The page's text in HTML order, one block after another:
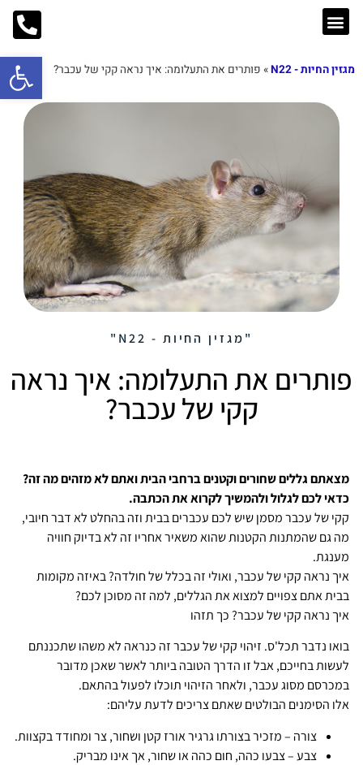
פתח מגזין החיות - N22 » פותרים את התעלומה: איך נראה קקי של עכבר?
"מגזין החיות - N22"
פותרים את התעלומה: איך נראה
קקי של עכבר?
מצאתם גללים שחורים וקטנים ברחבי הבית ואתם לא מזהים מה זה?
כדאי לכם לגלול ולהמשיך לקרוא את הכתבה.
קקי של עכבר מסמן שיש לכם עכברים בבית וזה בהחלט לא דבר חיובי,
מה גם שהמתנות הקטנות שהוא משאיר אחריו זה לא בדיוק חוויה
מענגת.
איך נראה קקי של עכבר, ואולי זה בכלל של חולדה? באיזה מקומות
בבית אתם צפויים למצוא את הגללים, למה זה מסוכן לכם?
איך נראה קקי של עכבר? כך תזהו
בואו נדבר תכל'ס. זיהוי קקי של עכבר זה כנראה לא משהו שתכננתם
לעשות בחייכם, אבל זו הדרך הטובה ביותר לאשר שאכן מדובר
במכרסם מסוג עכבר, ולאחר הזיהוי תוכלו לפעול בהתאם.
אלו הסימנים הבולטים שאתם צריכים לדעת עליהם:
צורה – מזכיר בצורתו גרגיר אורז קטן ושחור, צר ומחודד בקצוות.
צבע – צבעו כהה, חום כהה או שחור, אך אינו מבריק.